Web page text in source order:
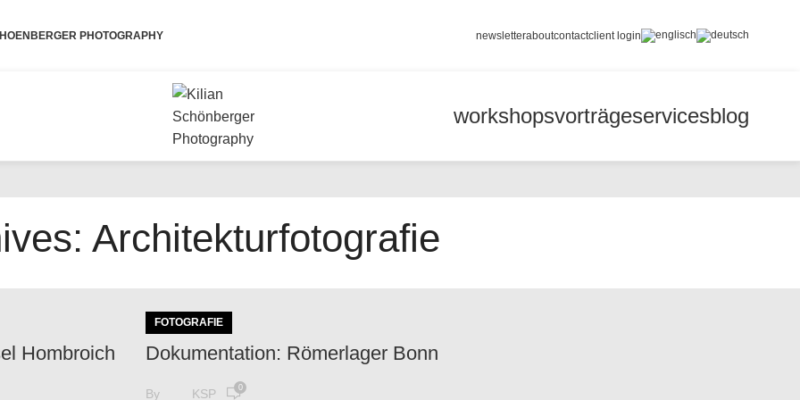
PHOTOGRAPHY newsletteraboutcontactclient login
workshopsvorträgeservicesblog
Architekturfotografie
Hombroich
FOTOGRAFIE
Dokumentation: Römerlager Bonn
By KSP 0